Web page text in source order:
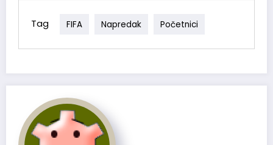
Tag FIFA Napredak Početnici